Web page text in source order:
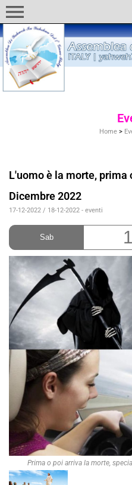
menu
Home >
L'uomo è la morte, prima
Dicembre 2022
17-12-2022 / 18-12-2022 - eventi
Sab
Prima o poi arriva la morte,